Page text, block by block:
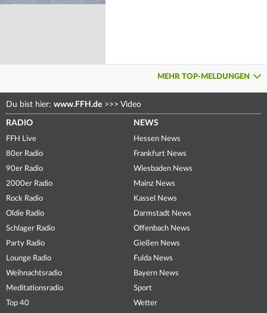
MEHR TOP-MELDUNGEN
Du bist hier: www.FFH.de >>> Video
RADIO
FFH Live
80er Radio
90er Radio
2000er Radio
Rock Radio
Oldie Radio
Schlager Radio
Party Radio
Lounge Radio
Weihnachtsradio
Meditationsradio
Top 40
NEWS
Hessen News
Frankfurt News
Wiesbaden News
Mainz News
Kassel News
Darmstadt News
Offenbach News
Gießen News
Fulda News
Bayern News
Sport
Wetter